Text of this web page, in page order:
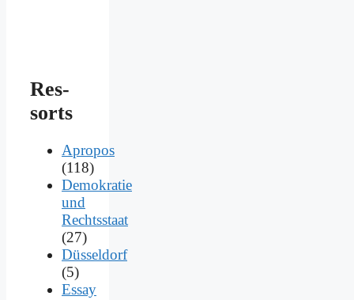
Res­
sorts
Apropos
(118)
Demokratie
und
Rechtsstaat
(27)
Düsseldorf
(5)
Essay